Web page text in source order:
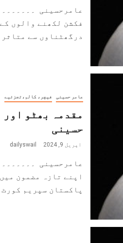
عامرحسینی
فکشن لکھنے والوں
درگھٹناوں سے متاثر
عامر حسینی فیچر، کالم،تجزئیے
مقدمہ بھٹو اور
حسینی
اپریل 9, 2024 dailyswail
عامرحسینی
اپنے تازہ مضمون
پاکستان سپریم کورٹ